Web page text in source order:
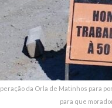
da Orla de Matinhos para
para que